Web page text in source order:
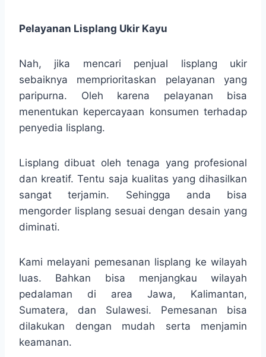
Pelayanan Lisplang Ukir Kayu
Nah, jika mencari penjual lisplang ukir
sebaiknya memprioritaskan pelayanan yang
paripurna. Oleh karena pelayanan bisa
menentukan kepercayaan konsumen terhadap
penyedia lisplang.
Lisplang dibuat oleh tenaga yang profesional
dan kreatif. Tentu saja kualitas yang dihasilkan
sangat terjamin. Sehingga anda bisa
mengorder lisplang sesuai dengan desain yang
diminati.
Kami melayani pemesanan lisplang ke wilayah
luas. Bahkan bisa menjangkau wilayah
pedalaman di area Jawa, Kalimantan,
Sumatera, dan Sulawesi. Pemesanan bisa
dilakukan dengan mudah serta menjamin
keamanan.